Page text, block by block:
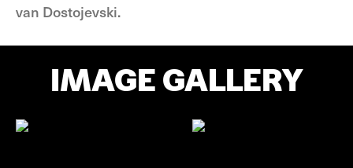
van Dostojevski.
IMAGE GALLERY